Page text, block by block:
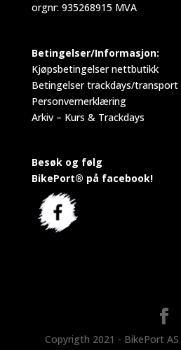
orgnr: 935268915 MVA
Betingelser/Informasjon:
Kjøpsbetingelser nettbutikk
Betingelser trackdays/transport
Personvernerklæring
Arkiv – Kurs & Trackdays
Besøk og følg
BikePort® på facebook!
Copyrigth 2021 - BikePort